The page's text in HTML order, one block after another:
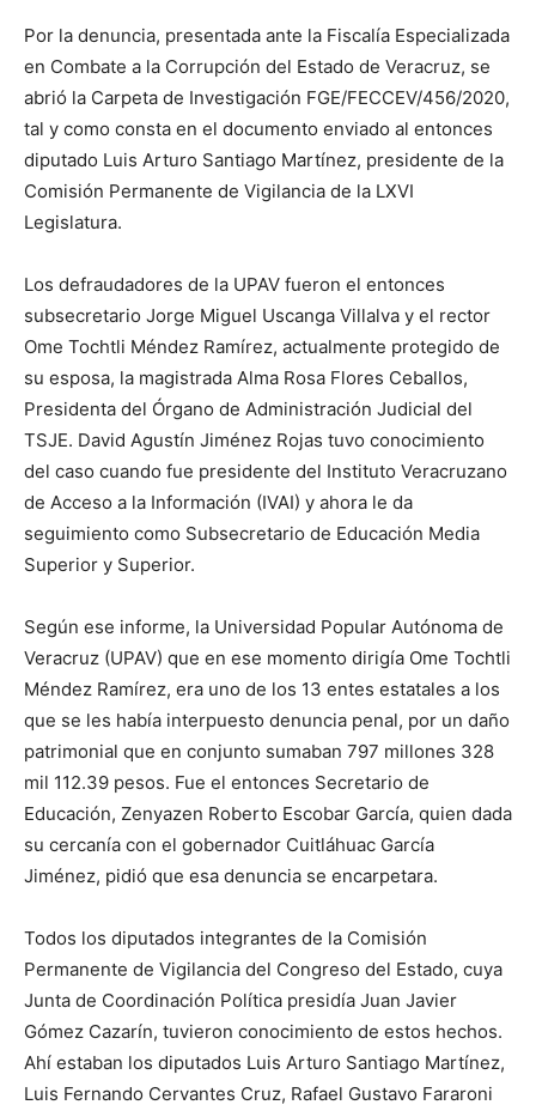
Por la denuncia, presentada ante la Fiscalía Especializada
en Combate a la Corrupción del Estado de Veracruz, se
abrió la Carpeta de Investigación FGE/FECCEV/456/2020,
tal y como consta en el documento enviado al entonces
diputado Luis Arturo Santiago Martínez, presidente de la
Comisión Permanente de Vigilancia de la LXVI
Legislatura.
Los defraudadores de la UPAV fueron el entonces
subsecretario Jorge Miguel Uscanga Villalva y el rector
Ome Tochtli Méndez Ramírez, actualmente protegido de
su esposa, la magistrada Alma Rosa Flores Ceballos,
Presidenta del Órgano de Administración Judicial del
TSJE. David Agustín Jiménez Rojas tuvo conocimiento
del caso cuando fue presidente del Instituto Veracruzano
de Acceso a la Información (IVAI) y ahora le da
seguimiento como Subsecretario de Educación Media
Superior y Superior.
Según ese informe, la Universidad Popular Autónoma de
Veracruz (UPAV) que en ese momento dirigía Ome Tochtli
Méndez Ramírez, era uno de los 13 entes estatales a los
que se les había interpuesto denuncia penal, por un daño
patrimonial que en conjunto sumaban 797 millones 328
mil 112.39 pesos. Fue el entonces Secretario de
Educación, Zenyazen Roberto Escobar García, quien dada
su cercanía con el gobernador Cuitláhuac García
Jiménez, pidió que esa denuncia se encarpetara.
Todos los diputados integrantes de la Comisión
Permanente de Vigilancia del Congreso del Estado, cuya
Junta de Coordinación Política presidía Juan Javier
Gómez Cazarín, tuvieron conocimiento de estos hechos.
Ahí estaban los diputados Luis Arturo Santiago Martínez,
Luis Fernando Cervantes Cruz, Rafael Gustavo Fararoni